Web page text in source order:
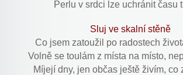
Perlu v srdci lze uchránit času
Sluj ve skalní stěně
Co jsem zatoužil po radostech
Volně se toulám z místa na místo,
Míjejí dny, jen občas ještě živím, co